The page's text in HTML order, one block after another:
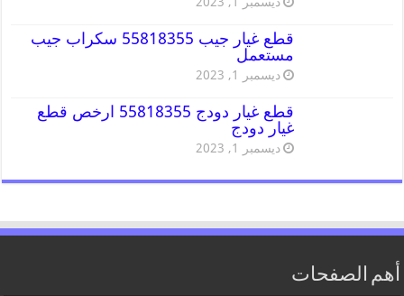
قطع غيار جيب 55818355 سكراب جيب
مستعمل
ديسمبر 1, 2023
قطع غيار دودج 55818355 ارخص قطع
غيار دودج
ديسمبر 1, 2023
أهم الصفحات